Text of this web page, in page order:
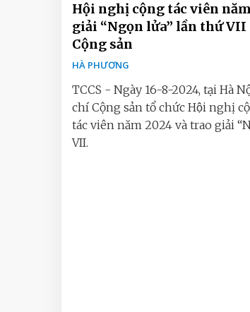
Hội nghị cộng tác viên
giải “Ngọn lửa” lần thứ VII
Cộng sản
HÀ PHƯƠNG
TCCS - Ngày 16-8-2024, tại Hà
chí Cộng sản tổ chức Hội nghị
tác viên năm 2024 và trao giải
VII.